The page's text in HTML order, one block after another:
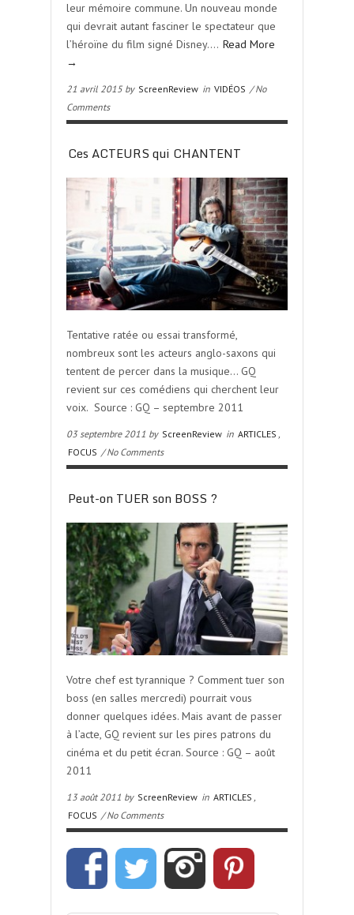
leur mémoire commune. Un nouveau monde
qui devrait autant fasciner le spectateur que
l’héroïne du film signé Disney…. Read More
→
21 avril 2015 by ScreenReview in VIDÉOS / No
Comments
Ces ACTEURS qui CHANTENT
Tentative ratée ou essai transformé,
nombreux sont les acteurs anglo-saxons qui
tentent de percer dans la musique… GQ
revient sur ces comédiens qui cherchent leur
voix. Source : GQ – septembre 2011
03 septembre 2011 by ScreenReview in ARTICLES ,
FOCUS / No Comments
Peut-on TUER son BOSS ?
Votre chef est tyrannique ? Comment tuer son
boss (en salles mercredi) pourrait vous
donner quelques idées. Mais avant de passer
à l’acte, GQ revient sur les pires patrons du
cinéma et du petit écran. Source : GQ – août
2011
13 août 2011 by ScreenReview in ARTICLES ,
FOCUS / No Comments